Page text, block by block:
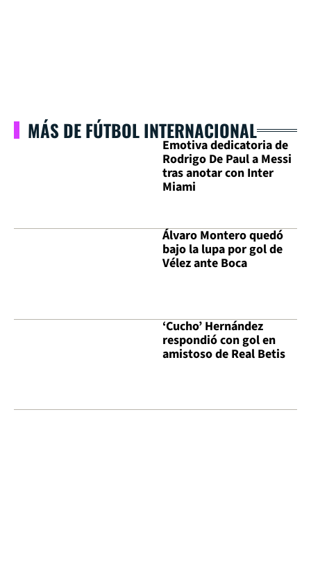
MÁS DE FÚTBOL INTERNACIONAL
Emotiva dedicatoria de
Rodrigo De Paul a Messi
tras anotar con Inter
Miami
Álvaro Montero quedó
bajo la lupa por gol de
Vélez ante Boca
‘Cucho’ Hernández
respondió con gol en
amistoso de Real Betis